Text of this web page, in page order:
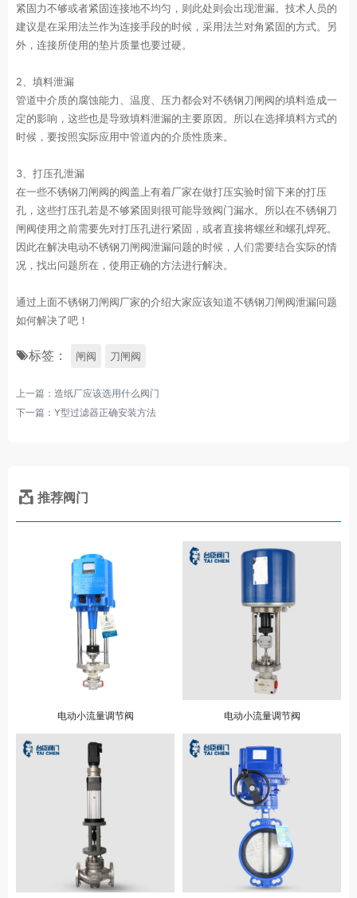
紧固力不够或者紧固连接地不均匀，则此处则会出现泄漏。技术人员的
建议是在采用法兰作为连接手段的时候，采用法兰对角紧固的方式。另
外，连接所使用的垫片质量也要过硬。
2、填料泄漏
管道中介质的腐蚀能力、温度、压力都会对不锈钢刀闸阀的填料造成一
定的影响，这些也是导致填料泄漏的主要原因。所以在选择填料方式的
时候，要按照实际应用中管道内的介质性质来。
3、打压孔泄漏
在一些不锈钢刀闸阀的阀盖上有着厂家在做打压实验时留下来的打压
孔，这些打压孔若是不够紧固则很可能导致阀门漏水。所以在不锈钢刀
闸阀使用之前需要先对打压孔进行紧固，或者直接将螺丝和螺孔焊死。
因此在解决电动不锈钢刀闸阀泄漏问题的时候，人们需要结合实际的情
况，找出问题所在，使用正确的方法进行解决。
通过上面不锈钢刀闸阀厂家的介绍大家应该知道不锈钢刀闸阀泄漏问题
如何解决了吧！
标签： 闸阀 刀闸阀
上一篇： 造纸厂应该选用什么阀门
下一篇： Y型过滤器正确安装方法
推荐阀门
电动小流量调节阀 电动小流量调节阀